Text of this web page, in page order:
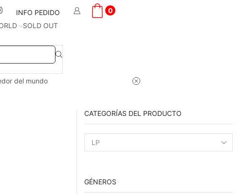
INFO PEDIDO
0
SOLD OUT
del mundo
CATEGORÍAS DEL PRODUCTO
GÉNEROS